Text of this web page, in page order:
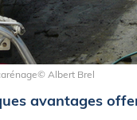
Albert Brel
avantages